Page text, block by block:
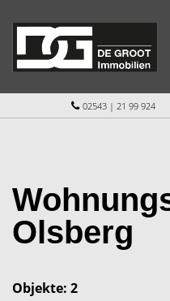
02543 | 21 99 924
Olsberg
Objekte: 2